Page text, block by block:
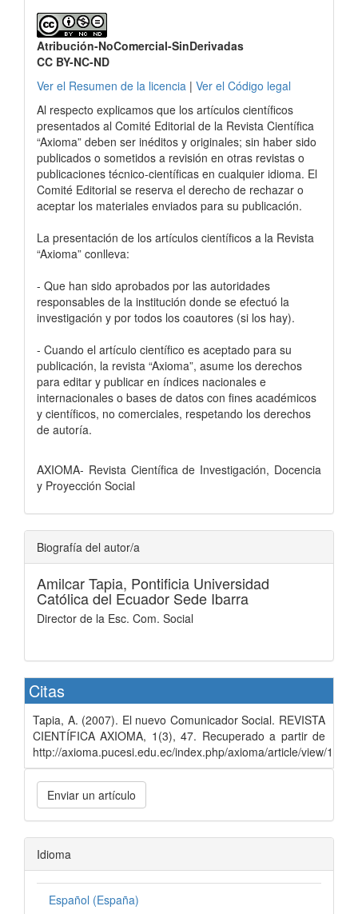
Atribución-NoComercial-SinDerivadas
CC BY-NC-ND
Ver el Resumen de la licencia | Ver el Código legal
Al respecto explicamos que los artículos científicos
presentados al Comité Editorial de la Revista Científica
“Axioma” deben ser inéditos y originales; sin haber sido
publicados o sometidos a revisión en otras revistas o
publicaciones técnico-científicas en cualquier idioma. El
Comité Editorial se reserva el derecho de rechazar o
aceptar los materiales enviados para su publicación.
La presentación de los artículos científicos a la Revista
“Axioma” conlleva:
- Que han sido aprobados por las autoridades
responsables de la institución donde se efectuó la
investigación y por todos los coautores (si los hay).
- Cuando el artículo científico es aceptado para su
publicación, la revista “Axioma”, asume los derechos
para editar y publicar en índices nacionales e
internacionales o bases de datos con fines académicos
y científicos, no comerciales, respetando los derechos
de autoría.
AXIOMA- Revista Científica de Investigación, Docencia
y Proyección Social
Biografía del autor/a
Amilcar Tapia, Pontificia Universidad
Católica del Ecuador Sede Ibarra
Director de la Esc. Com. Social
Citas
Tapia, A. (2007). El nuevo Comunicador Social. REVISTA
CIENTÍFICA AXIOMA, 1(3), 47. Recuperado a partir de
http://axioma.pucesi.edu.ec/index.php/axioma/article/view/163
Enviar un artículo
Idioma
Español (España)